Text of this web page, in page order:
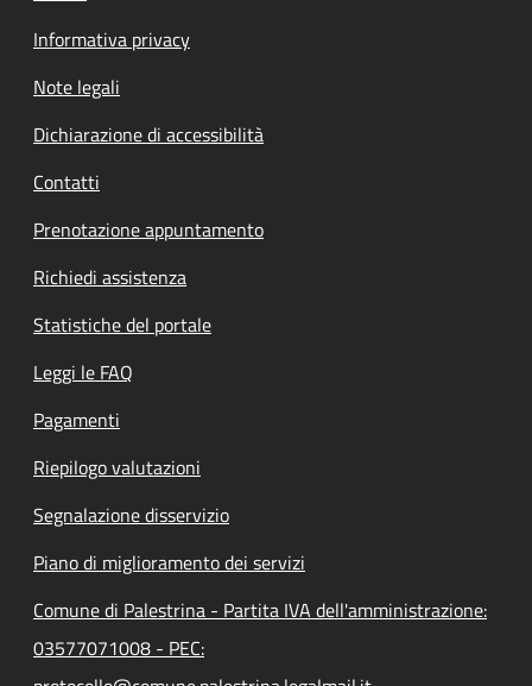
Informativa privacy
Note legali
Dichiarazione di accessibilità
Contatti
Prenotazione appuntamento
Richiedi assistenza
Statistiche del portale
Leggi le FAQ
Pagamenti
Riepilogo valutazioni
Segnalazione disservizio
Piano di miglioramento dei servizi
Comune di Palestrina - Partita IVA dell'amministrazione:
03577071008 - PEC: